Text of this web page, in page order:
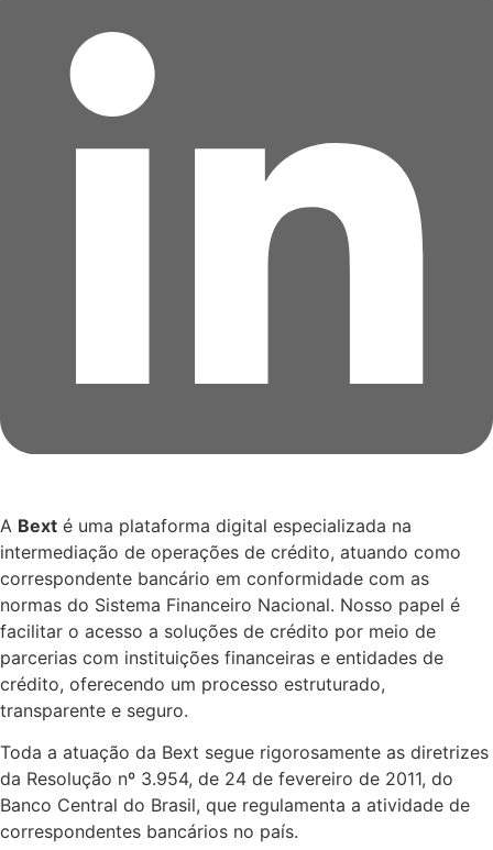
A Bext é uma plataforma digital especializada na
intermediação de operações de crédito, atuando como
correspondente bancário em conformidade com as
normas do Sistema Financeiro Nacional. Nosso papel é
facilitar o acesso a soluções de crédito por meio de
parcerias com instituições financeiras e entidades de
crédito, oferecendo um processo estruturado,
transparente e seguro.
Toda a atuação da Bext segue rigorosamente as diretrizes
da Resolução nº 3.954, de 24 de fevereiro de 2011, do
Banco Central do Brasil, que regulamenta a atividade de
correspondentes bancários no país.